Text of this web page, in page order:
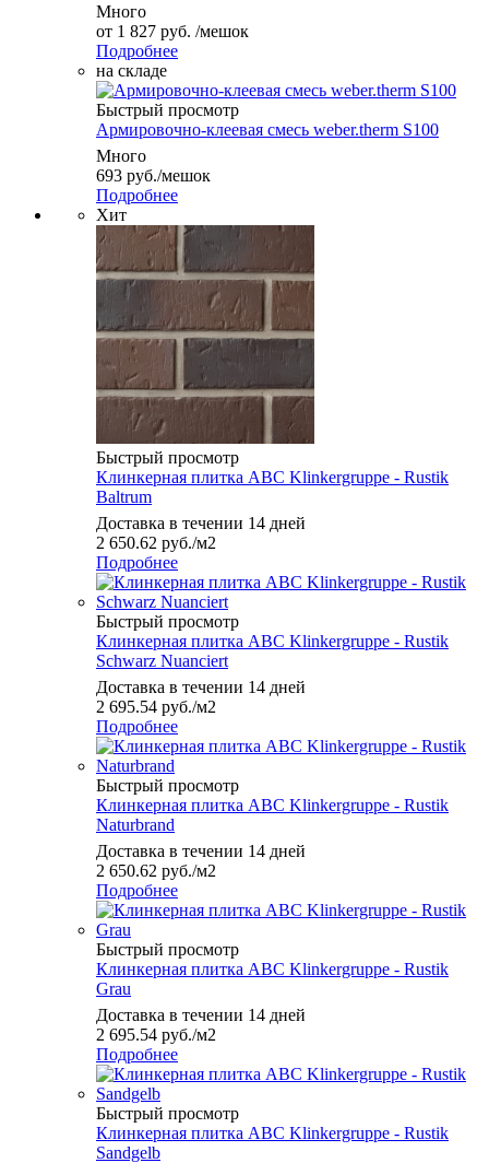
Много
от 1 827 руб. /мешок
Подробнее
на складе
Быстрый просмотр
Армировочно-клеевая смесь weber.therm S100
Много
693 руб./мешок
Подробнее
Хит
Быстрый просмотр
Клинкерная плитка ABC Klinkergruppe - Rustik
Baltrum
Доставка в течении 14 дней
2 650.62 руб./м2
Подробнее
Быстрый просмотр
Клинкерная плитка ABC Klinkergruppe - Rustik
Schwarz Nuanciert
Доставка в течении 14 дней
2 695.54 руб./м2
Подробнее
Быстрый просмотр
Клинкерная плитка ABC Klinkergruppe - Rustik
Naturbrand
Доставка в течении 14 дней
2 650.62 руб./м2
Подробнее
Быстрый просмотр
Клинкерная плитка ABC Klinkergruppe - Rustik
Grau
Доставка в течении 14 дней
2 695.54 руб./м2
Подробнее
Быстрый просмотр
Клинкерная плитка ABC Klinkergruppe - Rustik
Sandgelb